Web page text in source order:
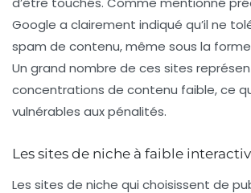
Google a clairement indiqué qu’il ne
spam de contenu, même sous la
Un grand nombre de ces sites
concentrations de contenu faible, ce
vulnérables aux pénalités.
Les sites de niche à faible
Les sites de niche qui choisissent de